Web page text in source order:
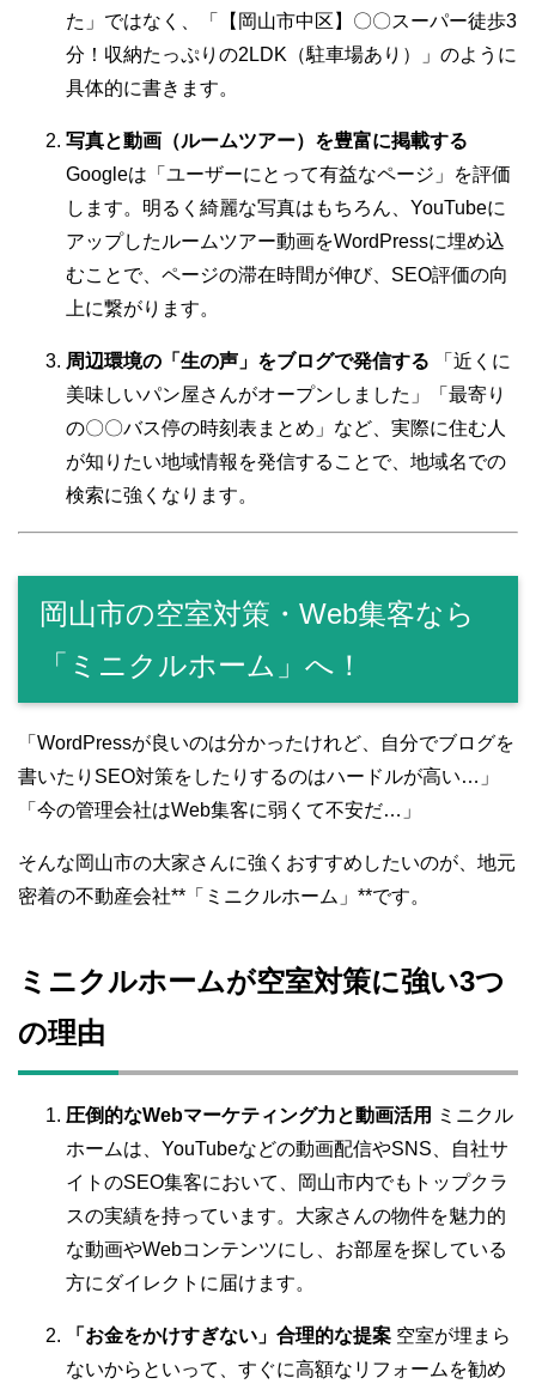
た」ではなく、「【岡山市中区】〇〇スーパー徒歩3
分！収納たっぷりの2LDK（駐車場あり）」のように
具体的に書きます。
写真と動画（ルームツアー）を豊富に掲載する
Googleは「ユーザーにとって有益なページ」を評価
します。明るく綺麗な写真はもちろん、YouTubeに
アップしたルームツアー動画をWordPressに埋め込
むことで、ページの滞在時間が伸び、SEO評価の向
上に繋がります。
周辺環境の「生の声」をブログで発信する 「近くに
美味しいパン屋さんがオープンしました」「最寄り
の〇〇バス停の時刻表まとめ」など、実際に住む人
が知りたい地域情報を発信することで、地域名での
検索に強くなります。
岡山市の空室対策・Web集客なら
「ミニクルホーム」へ！
「WordPressが良いのは分かったけれど、自分でブログを
書いたりSEO対策をしたりするのはハードルが高い…」
「今の管理会社はWeb集客に弱くて不安だ…」
そんな岡山市の大家さんに強くおすすめしたいのが、地元
密着の不動産会社**「ミニクルホーム」**です。
ミニクルホームが空室対策に強い3つ
の理由
圧倒的なWebマーケティング力と動画活用
ミニクル
ホームは、YouTubeなどの動画配信やSNS、自社サ
イトのSEO集客において、岡山市内でもトップクラ
スの実績を持っています。大家さんの物件を魅力的
な動画やWebコンテンツにし、お部屋を探している
方にダイレクトに届けます。
「お金をかけすぎない」合理的な提案 空室が埋まら
ないからといって、すぐに高額なリフォームを勧め